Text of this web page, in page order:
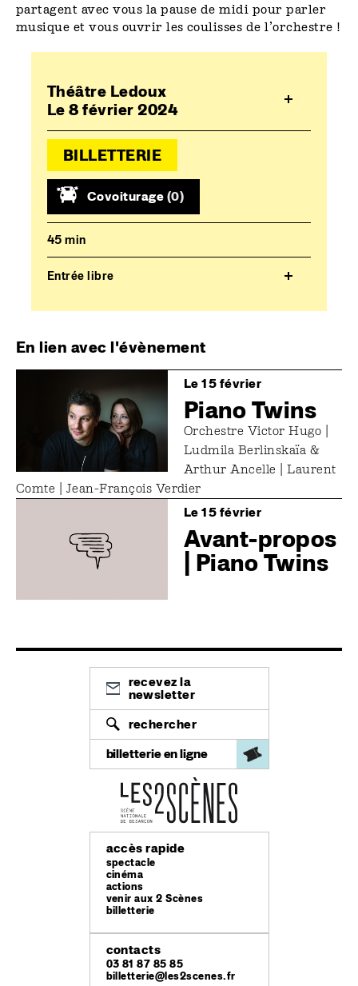
partagent avec vous la pause de midi pour parler
musique et vous ouvrir les coulisses de l’orchestre !
Théâtre Ledoux
Le 8 février 2024
BILLETTERIE
Covoiturage (0)
45 min
Entrée libre
En lien avec l'évènement
Le 15 février
Piano Twins
Orchestre Victor Hugo |
Ludmila Berlinskaïa &
Arthur Ancelle | Laurent
Comte | ­Jean-François Verdier
Le 15 février
Avant-propos
| Piano Twins
recevez la
newsletter
rechercher
billetterie en ligne
accès rapide
spectacle
cinéma
actions
venir aux 2 Scènes
billetterie
contacts
03 81 87 85 85
billetterie@les2scenes.fr